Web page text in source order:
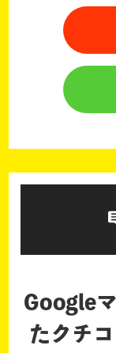
Google
たクチコ